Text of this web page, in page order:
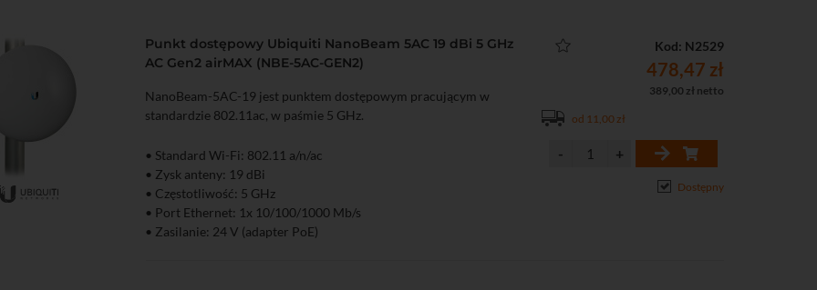
Punkt dostępowy Ubiquiti NanoBeam 5AC 19 dBi 5 GHz
AC Gen2 airMAX (NBE-5AC-GEN2)
NanoBeam-5AC-19 jest punktem dostępowym pracującym w
standardzie 802.11ac, w paśmie 5 GHz.
• Standard Wi-Fi: 802.11 a/n/ac
• Zysk anteny: 19 dBi
• Częstotliwość: 5 GHz
• Port Ethernet: 1x 10/100/1000 Mb/s
• Zasilanie: 24 V (adapter PoE)
Kod: N2529
478,47 zł
389,00 zł netto
od 11,00 zł
Dostępny